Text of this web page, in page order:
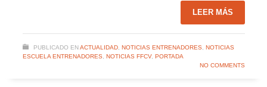
LEER MÁS
PUBLICADO EN ACTUALIDAD, NOTICIAS ENTRENADORES, NOTICIAS
ESCUELA ENTRENADORES, NOTICIAS FFCV, PORTADA
NO COMMENTS